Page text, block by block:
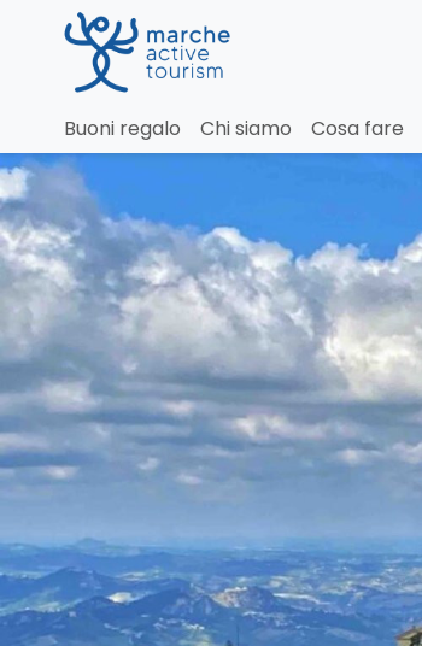
Buoni regalo Chi siamo Cosa fare